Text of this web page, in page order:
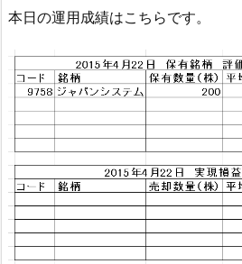
本日の運用成績はこちらです。